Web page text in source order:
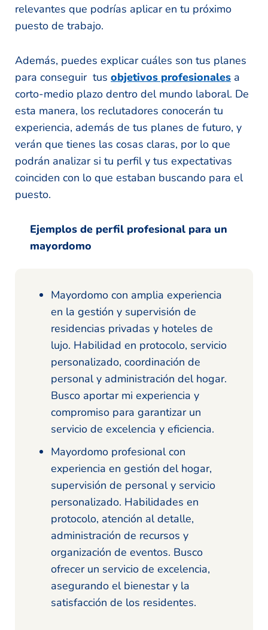
relevantes que podrías aplicar en tu próximo
puesto de trabajo.
Además, puedes explicar cuáles son tus planes
para conseguir tus objetivos profesionales a
corto-medio plazo dentro del mundo laboral. De
esta manera, los reclutadores conocerán tu
experiencia, además de tus planes de futuro, y
verán que tienes las cosas claras, por lo que
podrán analizar si tu perfil y tus expectativas
coinciden con lo que estaban buscando para el
puesto.
Ejemplos de perfil profesional para un
mayordomo
Mayordomo con amplia experiencia
en la gestión y supervisión de
residencias privadas y hoteles de
lujo. Habilidad en protocolo, servicio
personalizado, coordinación de
personal y administración del hogar.
Busco aportar mi experiencia y
compromiso para garantizar un
servicio de excelencia y eficiencia.
Mayordomo profesional con
experiencia en gestión del hogar,
supervisión de personal y servicio
personalizado. Habilidades en
protocolo, atención al detalle,
administración de recursos y
organización de eventos. Busco
ofrecer un servicio de excelencia,
asegurando el bienestar y la
satisfacción de los residentes.